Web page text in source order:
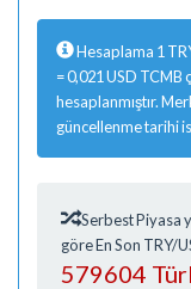
Hesaplama 1
= 0,021 USD TCMB
hesaplanmıştır.
güncellenme tarihi
Serbest Piyasa
göre En Son TRY/
579604